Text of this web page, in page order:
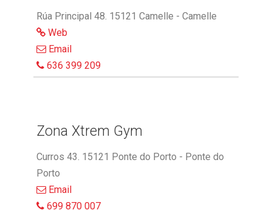
Rúa Principal 48. 15121 Camelle - Camelle
Web
Email
636 399 209
Zona Xtrem Gym
Curros 43. 15121 Ponte do Porto - Ponte do
Porto
Email
699 870 007